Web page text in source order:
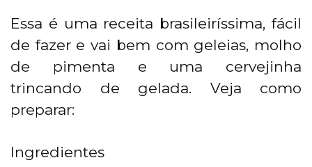
Essa é uma receita brasileiríssima, fácil
de fazer e vai bem com geleias, molho
de pimenta e uma cervejinha
trincando de gelada. Veja como
preparar:
Ingredientes